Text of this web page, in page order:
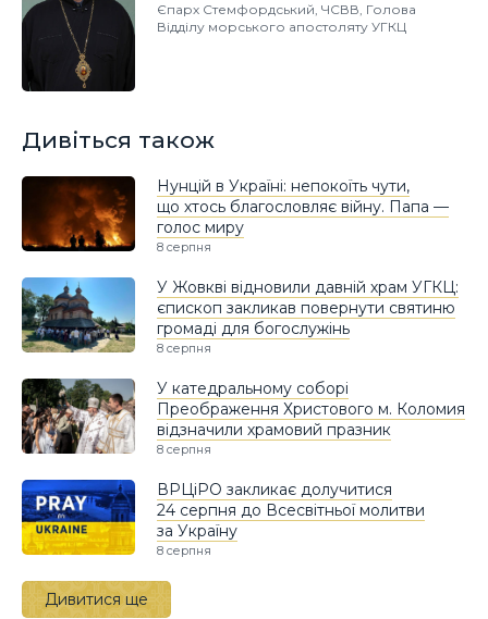
Єпарх Стемфордський, ЧСВВ, Голова
Відділу морського апостоляту УГКЦ
Дивіться також
Нунцій в Україні: непокоїть чути,
що хтось благословляє війну. Папа —
голос миру
8 серпня
У Жовкві відновили давній храм УГКЦ:
єпископ закликав повернути святиню
громаді для богослужінь
8 серпня
У катедральному соборі
Преображення Христового м. Коломия
відзначили храмовий празник
8 серпня
ВРЦіРО закликає долучитися
24 серпня до Всесвітньої молитви
за Україну
8 серпня
Дивитися ще